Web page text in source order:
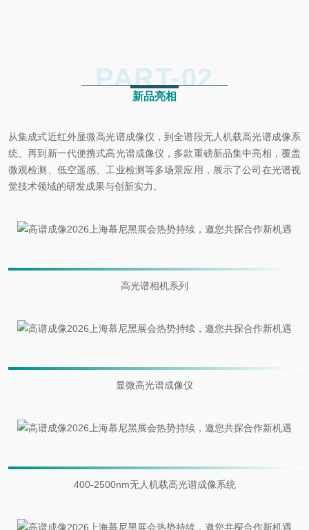
PART-02
新品亮相
从集成式近红外显微高光谱成像仪，到全谱段无人机载高光谱成像系
统、再到新一代便携式高光谱成像仪，多款重磅新品集中亮相，覆盖
微观检测、低空遥感、工业检测等多场景应用，展示了公司在光谱视
觉技术领域的研发成果与创新实力。
高光谱相机系列
显微高光谱成像仪
400-2500nm无人机载高光谱成像系统